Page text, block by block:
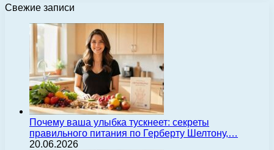
Свежие записи
Почему ваша улыбка тускнеет: секреты
правильного питания по Герберту Шелтону,…
20.06.2026